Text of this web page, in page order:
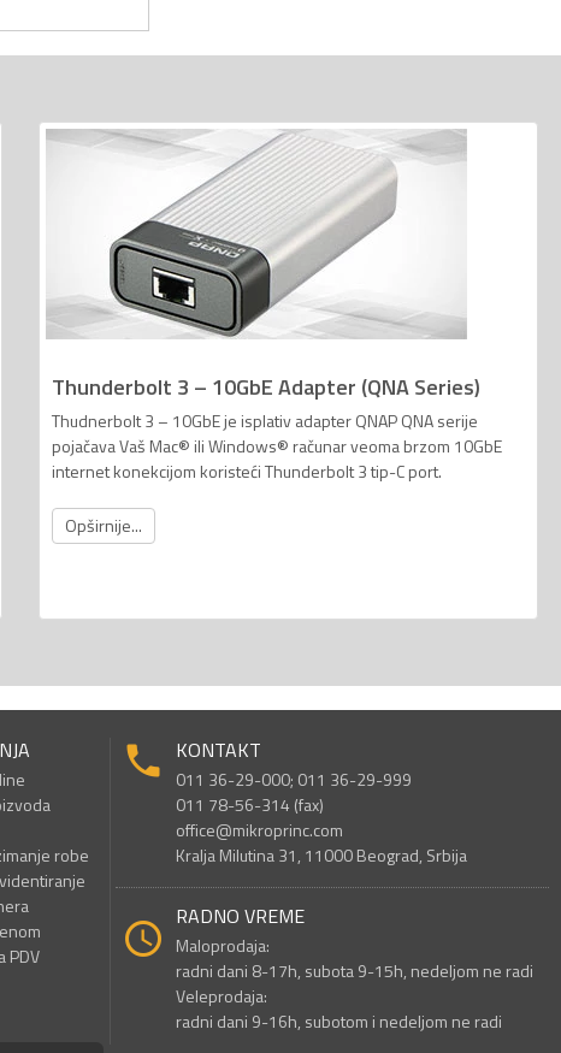
Thunderbolt 3 – 10GbE Adapter (QNA Series)
Thudnerbolt 3 – 10GbE je isplativ adapter QNAP QNA serije
pojačava Vaš Mac® ili Windows® računar veoma brzom 10GbE
internet konekcijom koristeći Thunderbolt 3 tip-C port.
Opširnije...
robe
PDV
KONTAKT
011 36-29-000; 011 36-29-999
011 78-56-314 (fax)
office@mikroprinc.com
Kralja Milutina 31, 11000 Beograd, Srbija
RADNO VREME
Maloprodaja:
radni dani 8-17h, subota 9-15h, nedeljom ne radi
Veleprodaja:
radni dani 9-16h, subotom i nedeljom ne radi